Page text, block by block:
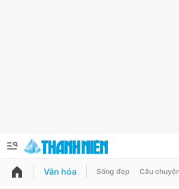
QUẢNG CÁO
Văn hóa Sống đẹp Câu